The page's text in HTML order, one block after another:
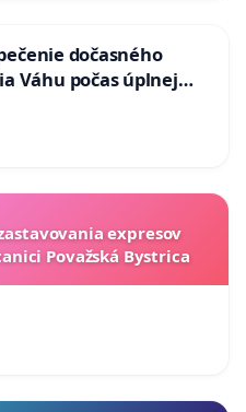
dočasného
Váhu počas úplnej
v Komárne
expresov
Považská Bystrica